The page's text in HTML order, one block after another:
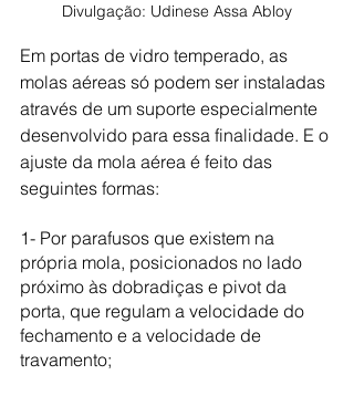
Divulgação: Udinese Assa Abloy
Em portas de vidro temperado, as
molas aéreas só podem ser instaladas
através de um suporte especialmente
desenvolvido para essa finalidade. E o
ajuste da mola aérea é feito das
seguintes formas:
1- Por parafusos que existem na
própria mola, posicionados no lado
próximo às dobradiças e pivot da
porta, que regulam a velocidade do
fechamento e a velocidade de
travamento;